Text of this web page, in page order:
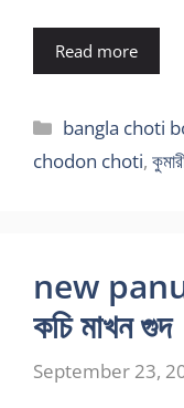
Read more
Categories
bangla choti
chodon choti,
new
কচি মাখন গুদ
September 23,